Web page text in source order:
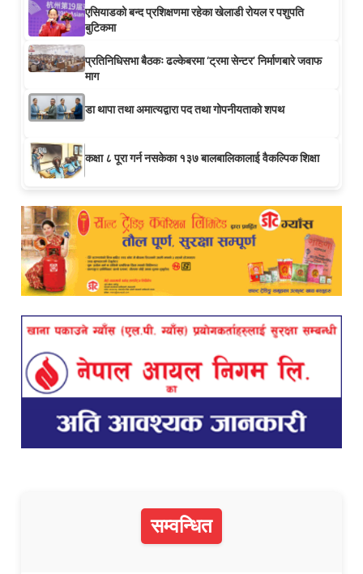
एसियाडको बन्द प्रशिक्षणमा रहेका खेलाडी रोयल र पशुपति
बुटिकमा
प्रतिनिधिसभा बैठकः ढल्केबरमा ‘ट्रमा सेन्टर’ निर्माणबारे जवाफ
माग
डा थापा तथा अमात्यद्वारा पद तथा गोपनीयताको शपथ
कक्षा ८ पूरा गर्न नसकेका १३७ बालबालिकालाई वैकल्पिक शिक्षा
सम्वन्धित